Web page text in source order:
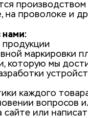
на проволоке и
маркировки
которую мы
каждого
вопросов
сайте или